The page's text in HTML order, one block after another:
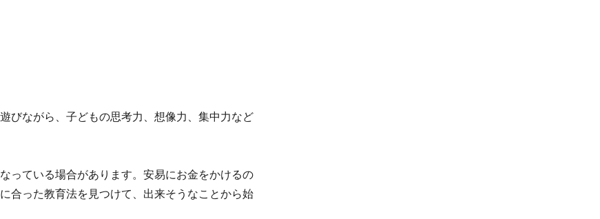
びながら、子どもの思考力、想像力、集中力など
っている場合があります。安易にお金をかけるの
合った教育法を見つけて、出来そうなことから始